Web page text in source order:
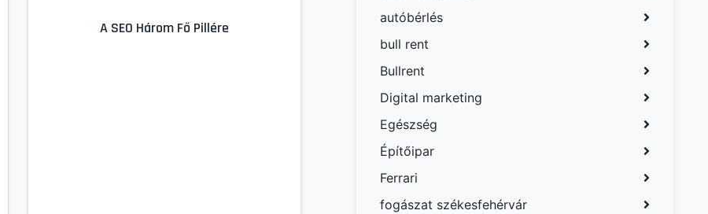
A SEO Három Fő Pillére
autóbérlés
bull rent
Bullrent
Digital marketing
Egészség
Építőipar
Ferrari
fogászat székesfehérvár